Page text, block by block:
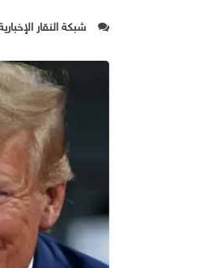
شبكة النقار